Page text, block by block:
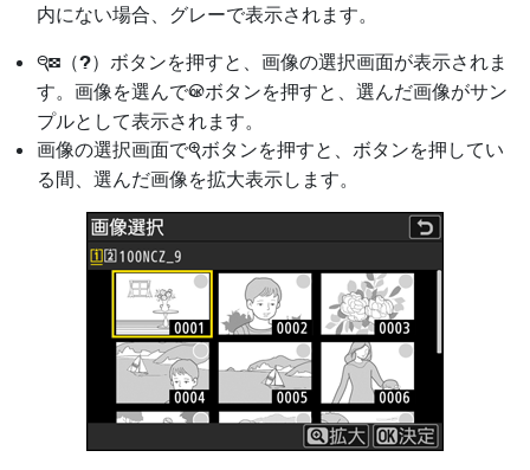
内にない場合、グレーで表示されます。
W （Q）ボタンを押すと、画像の選択画面が表示されま
す。画像を選んでJボタンを押すと、選んだ画像がサン
プルとして表示されます。
画像の選択画面でXボタンを押すと、ボタンを押してい
る間、選んだ画像を拡大表示します。